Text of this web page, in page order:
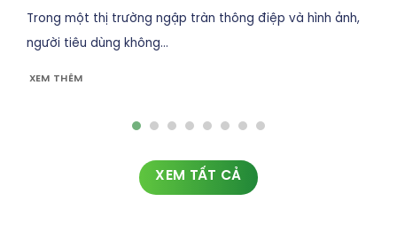
Trong một thị trường ngập tràn thông điệp và hình ảnh,
người tiêu dùng không...
XEM THÊM
XEM TẤT CẢ